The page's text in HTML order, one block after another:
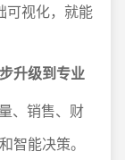
可视化，就能
升级到专业
、销售、财
智能决策。